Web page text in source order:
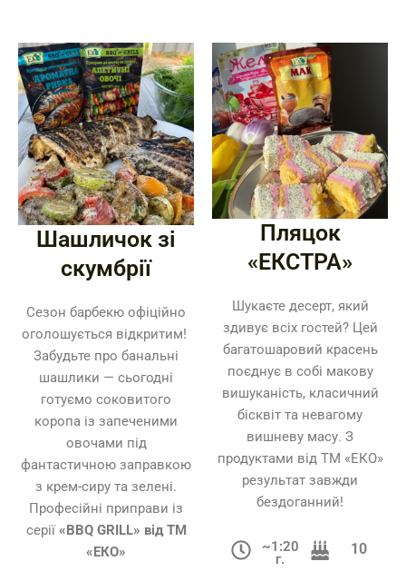
Шашличок зі
скумбрії
Сезон барбекю офіційно
оголошується відкритим!
Забудьте про банальні
шашлики — сьогодні
готуємо соковитого
коропа із запеченими
овочами під
фантастичною заправкою
з крем-сиру та зелені.
Професійні приправи із
серії «BBQ GRILL» від ТМ
«ЕКО»
Пляцок
«ЕКСТРА»
Шукаєте десерт, який
здивує всіх гостей? Цей
багатошаровий красень
поєднує в собі макову
вишуканість, класичний
бісквіт та невагому
вишневу масу. З
продуктами від ТМ «ЕКО»
результат завжди
бездоганний!
~1:20
г.
10